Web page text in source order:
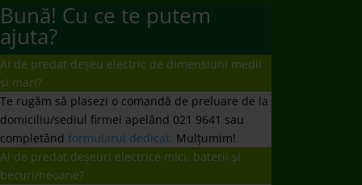
Bună! Cu ce te putem
ajuta?
Ai de predat deșeu electric de dimensiuni medii
și mari?
Te rugăm să plasezi o comandă de preluare de la
domiciliu/sediul firmei apelând 021 9641 sau
completând formularul dedicat. Mulțumim!
Ai de predat deșeuri electrice mici, baterii și
becuri/neoane?